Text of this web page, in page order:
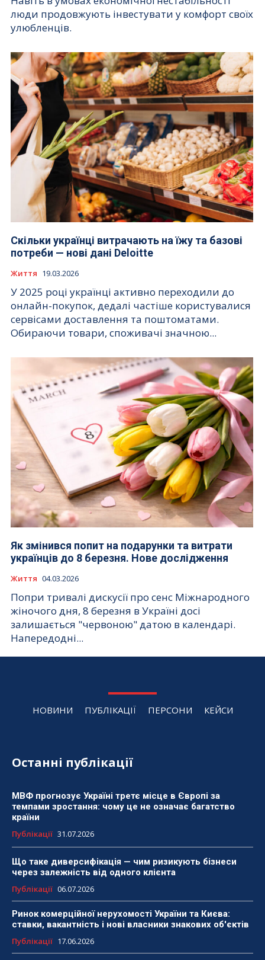
люди продовжують інвестувати у комфорт своїх
улюбленців.
Скільки українці витрачають на їжу та базові
потреби — нові дані Deloitte
Життя 19.03.2026
У 2025 році українці активно переходили до
онлайн-покупок, дедалі частіше користувалися
сервісами доставлення та поштоматами.
Обираючи товари, споживачі значною...
Як змінився попит на подарунки та витрати
українців до 8 березня. Нове дослідження
Життя 04.03.2026
Попри тривалі дискусії про сенс Міжнародного
жіночого дня, 8 березня в Україні досі
залишається "червоною" датою в календарі.
Напередодні...
НОВИНИ ПУБЛІКАЦІЇ ПЕРСОНИ КЕЙСИ
Останні публікації
МВФ прогнозує Україні третє місце в Європі за
темпами зростання: чому це не означає багатство
країни
Публікації 31.07.2026
Що таке диверсифікація — чим ризикують бізнеси
через залежність від одного клієнта
Публікації 06.07.2026
Ринок комерційної нерухомості України та Києва:
ставки, вакантність і нові власники знакових об'єктів
Публікації 17.06.2026